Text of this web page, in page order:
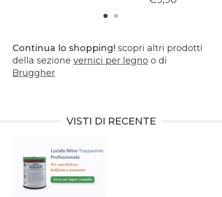
Continua lo shopping! scopri altri prodotti
della sezione vernici per legno o di
Bruggher
VISTI DI RECENTE